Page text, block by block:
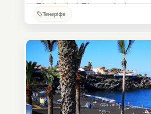
Північній і Південній
потім знову відкрилося.
Тенеріфе